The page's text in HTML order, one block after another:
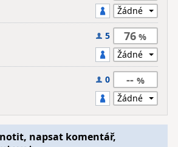
5 76
0 --
napsat komentář,